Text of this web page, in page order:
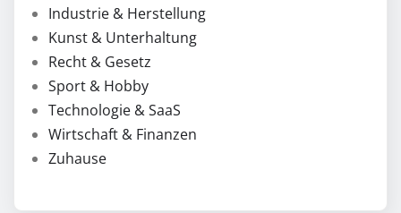
Industrie & Herstellung
Kunst & Unterhaltung
Recht & Gesetz
Sport & Hobby
Technologie & SaaS
Wirtschaft & Finanzen
Zuhause